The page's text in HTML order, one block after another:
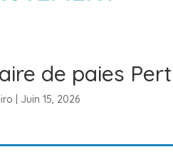
de paies
Juin 15, 2026